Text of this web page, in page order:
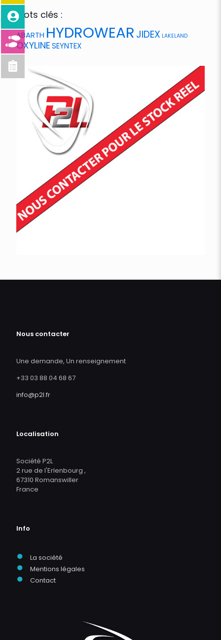
Mots clés :
ABARTH HYDROWEAR JIDEX LAKELAND
OXYLINESEYNTEX
Nous contacter
Une demande, Un renseignement
+33 03 88 04 68 67
info@p2l.fr
Localisation
Société P2L
2 rue de l'Erlenbourg ,
67310 Romanswiller
France
Info
● La société
● Mentions légales
● Contact